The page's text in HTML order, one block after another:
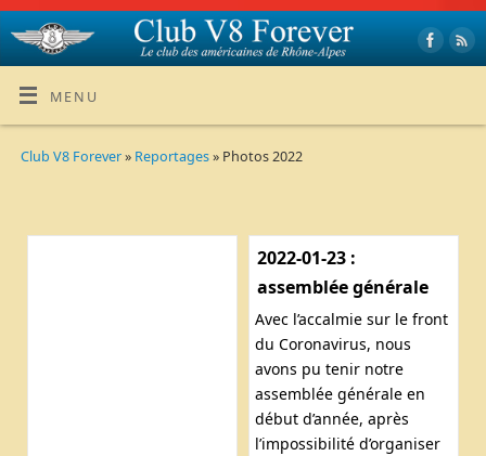
MENU
Club V8 Forever» Reportages» Photos 2022
2022-01-23 :
assemblée générale
Avec l’accalmie sur le front
du Coronavirus, nous
avons pu tenir notre
assemblée générale en
début d’année, après
l’impossibilité d’organiser